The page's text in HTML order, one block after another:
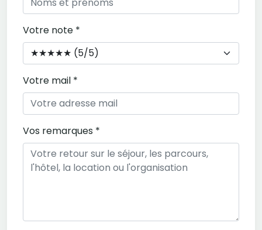
Votre note *
Votre mail *
Vos remarques *